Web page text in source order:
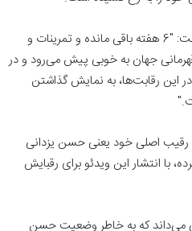
تیلور با انتشار این ویدیو نوشته است: "6 هفته باقی مانده و تمرینات و
جهان به خوبی پیش می‌رود و در
این رقابت‌ها، به نمایش گذاشتن
رقیب اصلی خود یعنی حسن یزدانی
با انتشار این ویدئو برای رقبایش
می‌داند که به خاطر وضعیت حسن